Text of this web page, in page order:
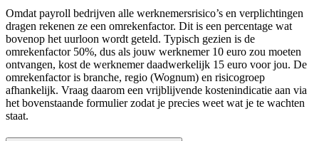
Omdat payroll bedrijven alle werknemersrisico’s en verplichtingen
dragen rekenen ze een omrekenfactor. Dit is een percentage wat
bovenop het uurloon wordt geteld. Typisch gezien is de
omrekenfactor 50%, dus als jouw werknemer 10 euro zou moeten
ontvangen, kost de werknemer daadwerkelijk 15 euro voor jou. De
omrekenfactor is branche, regio (Wognum) en risicogroep
afhankelijk. Vraag daarom een vrijblijvende kostenindicatie aan via
het bovenstaande formulier zodat je precies weet wat je te wachten
staat.